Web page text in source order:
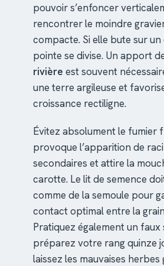
pouvoir s’enfoncer
rencontrer le moindre
compacte. Si elle bute sur
pointe se divise. Un apport
rivière est souvent
une terre argileuse et
croissance rectiligne.
Évitez absolument le fumier
provoque l’apparition de
secondaires et attire la
carotte. Le lit de semence
comme de la semoule pour
contact optimal entre la
Pratiquez également un faux
préparez votre rang quinze
laissez les mauvaises herbes